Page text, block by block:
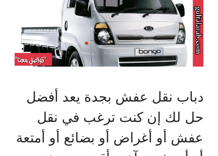
دباب نقل عفش بجدة يعد أفضل
حل لك إن كنت ترغب في نقل
عفش أو أغراض أو بضائع أو أمتعة